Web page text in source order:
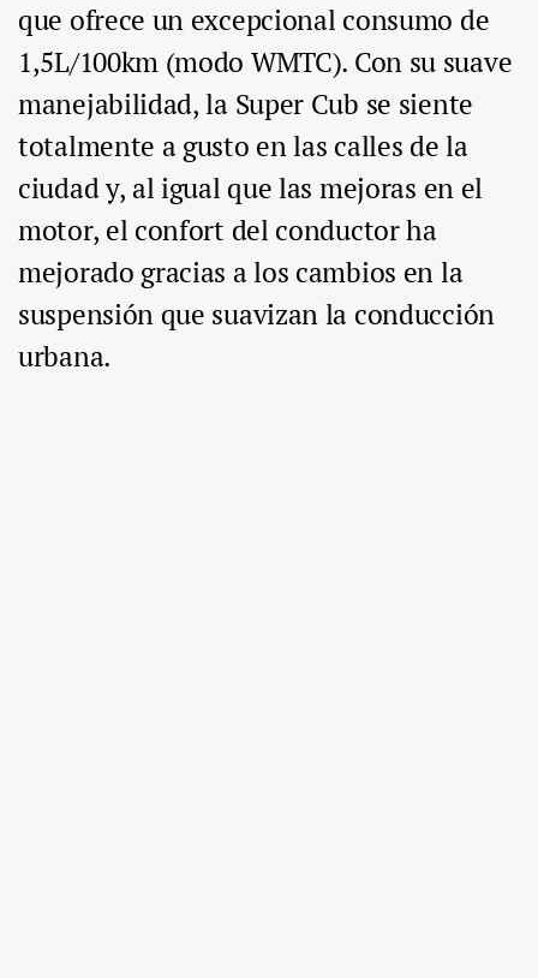
que ofrece un excepcional consumo de
1,5L/100km (modo WMTC). Con su suave
manejabilidad, la Super Cub se siente
totalmente a gusto en las calles de la
ciudad y, al igual que las mejoras en el
motor, el confort del conductor ha
mejorado gracias a los cambios en la
suspensión que suavizan la conducción
urbana.